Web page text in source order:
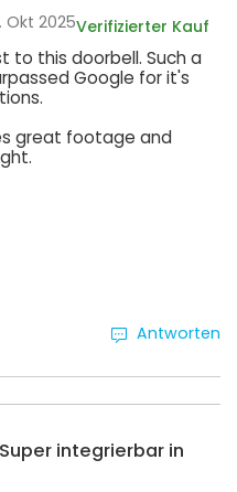
Okt 2025Verifizierter Kauf
to this doorbell. Such a
Google for it's
great footage and
Antworten
integrierbar in